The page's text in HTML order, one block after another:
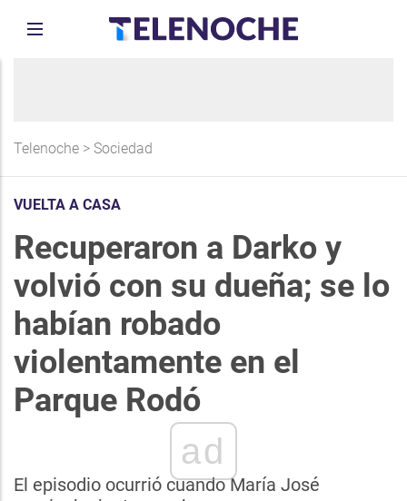
Telenoche > Sociedad
VUELTA A CASA
Recuperaron a Darko y
volvió con su dueña; se lo
habían robado
violentamente en el
Parque Rodó
ad
El episodio ocurrió cuando María José